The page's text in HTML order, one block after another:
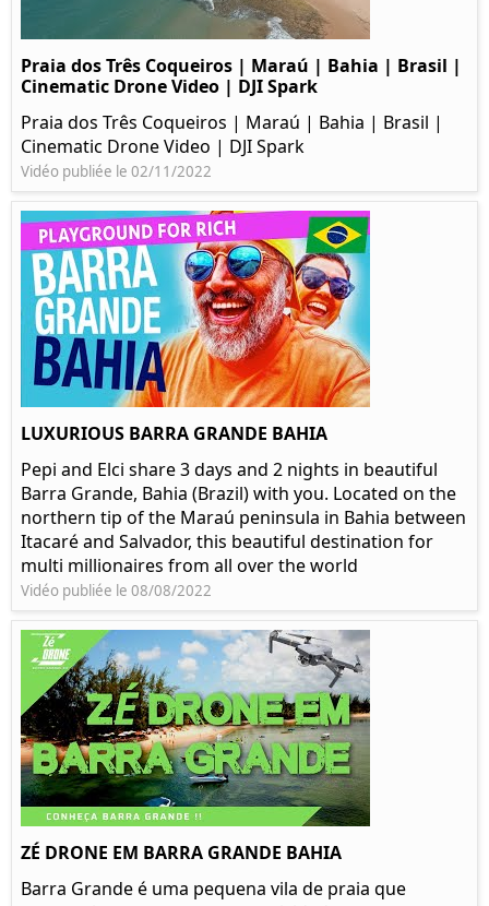
Praia dos Três Coqueiros | Maraú | Bahia | Brasil |
Cinematic Drone Video | DJI Spark
Praia dos Três Coqueiros | Maraú | Bahia | Brasil |
Cinematic Drone Video | DJI Spark
Vidéo publiée le 02/11/2022
LUXURIOUS BARRA GRANDE BAHIA
Pepi and Elci share 3 days and 2 nights in beautiful
Barra Grande, Bahia (Brazil) with you. Located on the
northern tip of the Maraú peninsula in Bahia between
Itacaré and Salvador, this beautiful destination for
multi millionaires from all over the world
Vidéo publiée le 08/08/2022
ZÉ DRONE EM BARRA GRANDE BAHIA
Barra Grande é uma pequena vila de praia que